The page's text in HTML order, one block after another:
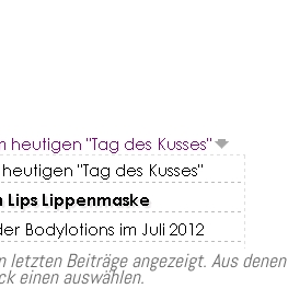
letzten Beiträge angezeigt. Aus denen
einen auswählen.